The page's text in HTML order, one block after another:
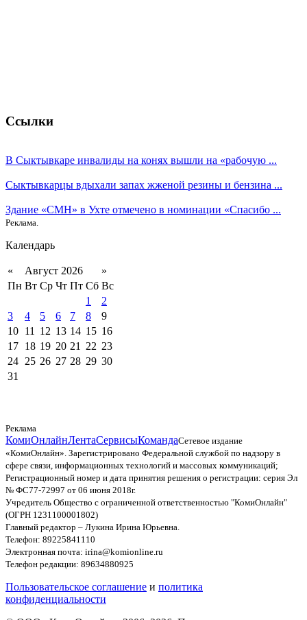
Ссылки
В Сыктывкаре инвалиды на конях вышли на «рабочую ...
Сыктывкарцы вдыхали запах жженой резины и бензина ...
Здание «СМН» в Ухте отмечено в номинации «Спасибо ...
Реклама.
Календарь
« Август 2026
»
Пн Вт Ср Чт Пт Сб Вс
1
2
3
4 5 6 7 8
9
10 11 12 13 14 15 16
17 18 19 20 21 22 23
24 25 26 27 28 29 30
31
Реклама
КомиОнлайнЛентаСервисыКомандаСетевое издание
«КомиОнлайн». Зарегистрировано Федеральной службой по надзору в
сфере связи, информационных технологий и массовых коммуникаций;
Регистрационный номер и дата принятия решения о регистрации: серия Эл
№ ФС77-72997 от 06 июня 2018г.
Учредитель Общество с ограниченной ответственностью "КомиОнлайн"
(ОГРН 1231100001802)
Главный редактор – Лукина Ирина Юрьевна.
Телефон: 89225841110
Электронная почта: irina@komionline.ru
Телефон редакции: 89634880925
Пользовательское соглашение и политика
конфиденциальности